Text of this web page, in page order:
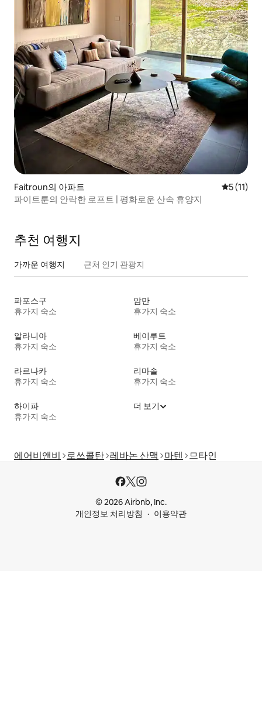
Faitroun의 아파트 평점 5점
5 (11)
파이트룬의 안락한 로프트 | 평화로운 산속 휴양지
추천 여행지
가까운 여행지 근처 인기 관광지
파포스구
휴가지 숙소
암만
휴가지 숙소
알라니아
휴가지 숙소
베이루트
휴가지 숙소
라르나카
휴가지 숙소
리마솔
휴가지 숙소
하이파
휴가지 숙소
더 보기
에어비앤비 로쓰콜탄 레바논 산맥 마텐 므타인
© 2026 Airbnb, Inc.
개인정보 처리방침
이용약관